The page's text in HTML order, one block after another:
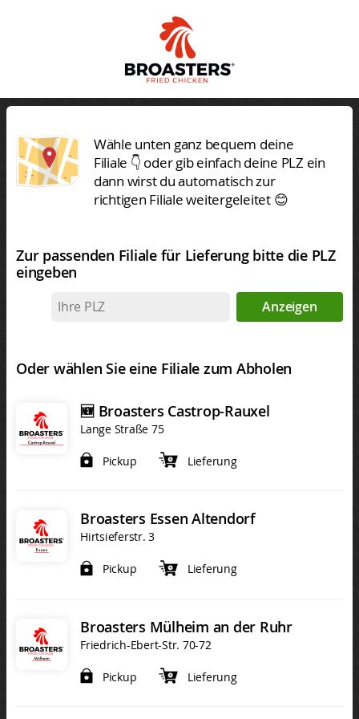
Wähle unten ganz bequem deine
Filiale 👇 oder gib einfach deine PLZ ein
dann wirst du automatisch zur
richtigen Filiale weitergeleitet 😊
Zur passenden Filiale für Lieferung bitte die PLZ
eingeben
Anzeigen
Oder wählen Sie eine Filiale zum Abholen
🆕 Broasters Castrop-Rauxel
Lange Straße 75
Pickup Lieferung
Broasters Essen Altendorf
Hirtsieferstr. 3
Pickup Lieferung
Broasters Mülheim an der Ruhr
Friedrich-Ebert-Str. 70-72
Pickup Lieferung